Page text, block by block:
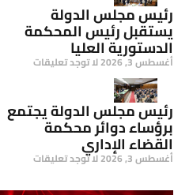
رئيس مجلس الدولة
يستقبل رئيس المحكمة
الدستورية العليا
أغسطس 3, 2026 لا توجد تعليقات
رئيس مجلس الدولة يجتمع
برؤساء دوائر محكمة
القضاء الإداري
أغسطس 3, 2026 لا توجد تعليقات